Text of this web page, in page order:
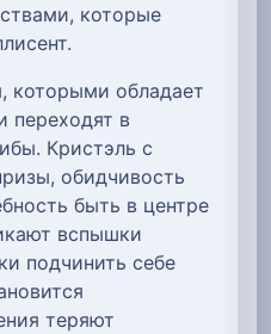
которые
которыми обладает
переходят в
Кристэль с
обидчивость
быть в центре
вспышки
подчинить себе
теряют